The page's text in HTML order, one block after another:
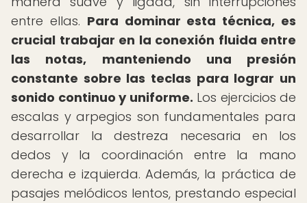
entre ellas. Para dominar esta técnica, es
crucial trabajar en la conexión fluida entre
las notas, manteniendo una presión
constante sobre las teclas para lograr un
sonido continuo y uniforme. Los ejercicios de
escalas y arpegios son fundamentales para
desarrollar la destreza necesaria en los
dedos y la coordinación entre la mano
derecha e izquierda. Además, la práctica de
pasajes melódicos lentos, prestando especial